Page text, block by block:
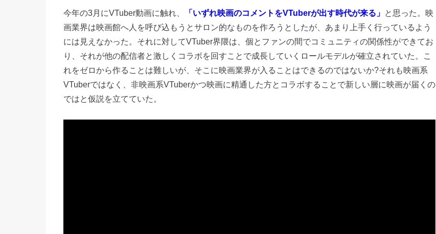
今年の3月にVTuber動画に触れ、 「いずれ映画のコメントをVTuberが出す時代が来る」 と思った。映
画業界は映画館へ人を呼び込もうとサロン的なものを作ろうとしたが、あまり上手く行っているよう
には見えなかった。それに対してVTuber界隈は、個とファンの間でコミュニティの関係性ができてお
り、それが他の配信者と激しくコラボを回すことで成長していくロールモデルが確立されていた。こ
れをゼロから作ることは難しいが、そこに映画業界が入ることはできるのではないか?それも映画系
VTuberではなく、非映画系VTuberかつ映画に精通した方とコラボすることで新しい層に映画が届くの
ではと仮説を立てていた。